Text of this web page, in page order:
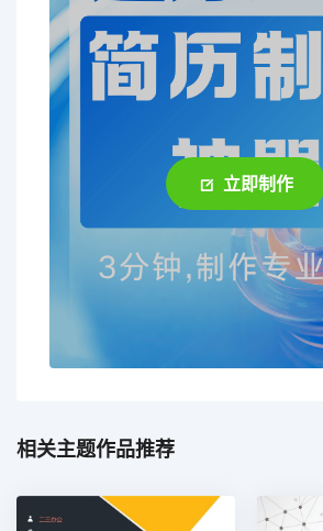
立即制作
相关主题作品推荐